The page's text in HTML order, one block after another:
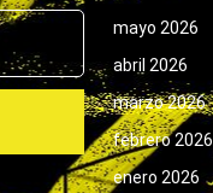
mayo 2026
abril 2026
marzo 2026
febrero 2026
enero 2026